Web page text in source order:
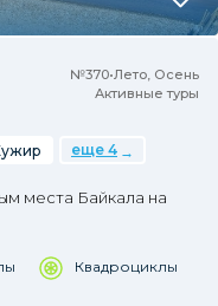
№370•Лето, Осень
Активные туры
еще 4
места Байкала на
Квадроциклы